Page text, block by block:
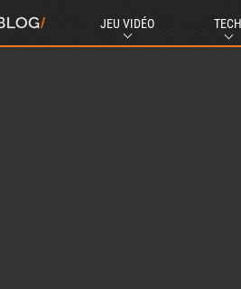
JEU VIDÉO TECH